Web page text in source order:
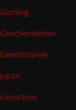
Gaming
Geschenkideen
Gewinnspiele
Japan
Liveaction